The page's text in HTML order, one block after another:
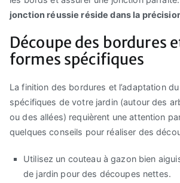
jonction réussie réside dans la
Découpe des bordures
formes spécifiques
La finition des bordures et l’adaptation
spécifiques de votre jardin (autour des
ou des allées) requièrent une attention
quelques conseils pour réaliser des
Utilisez un couteau à gazon bien
de jardin pour des découpes nettes.